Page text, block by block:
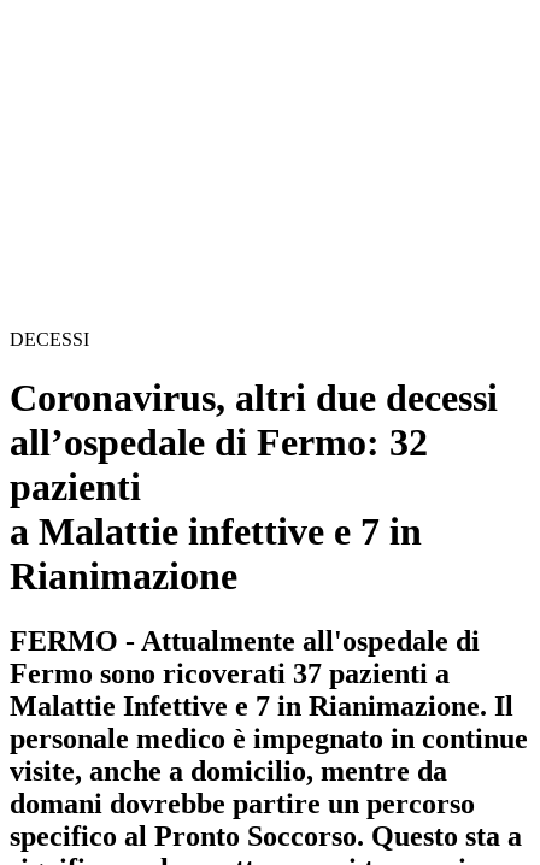
DECESSI
Coronavirus, altri due decessi
all’ospedale di Fermo: 32
pazienti
a Malattie infettive e 7 in
Rianimazione
FERMO - Attualmente all'ospedale di
Fermo sono ricoverati 37 pazienti a
Malattie Infettive e 7 in Rianimazione. Il
personale medico è impegnato in continue
visite, anche a domicilio, mentre da
domani dovrebbe partire un percorso
specifico al Pronto Soccorso. Questo sta a